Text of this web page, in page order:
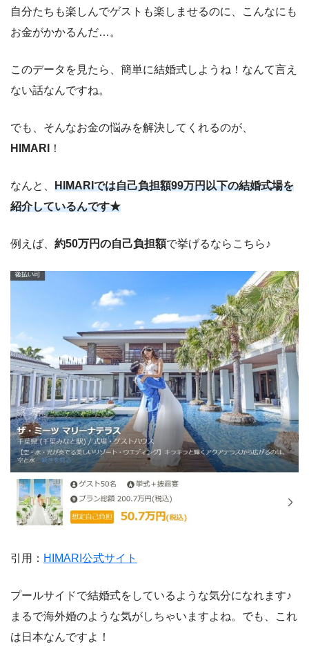
自分たちも楽しんでゲストも楽しませるのに、こんなにも
お金がかかるんだ…。
このデータを見たら、簡単に結婚式しようね！なんて言え
ない話なんですね。
でも、そんなお金の悩みを解決してくれるのが、
HIMARI
！
なんと、 HIMARIでは自己負担額99万円以下の結婚式場を
紹介しているんです★
例えば、 約50万円の自己負担額で挙げるならこちら♪
引用： HIMARI公式サイト
プールサイドで結婚式をしているような気分になれます♪
まるで海外婚のような気がしちゃいますよね。でも、これ
は日本なんですよ！